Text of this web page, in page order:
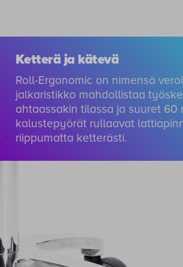
Ketterä ja kätevä
Roll-Ergonomic on nimensä
jalkaristikko mahdollistaa
ahtaassakin tilassa ja suuret 60
kalustepyörät rullaavat
riippumatta ketterästi.